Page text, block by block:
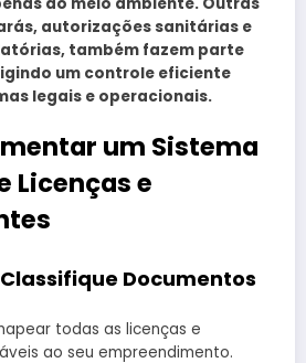
autorizações sanitárias e
também fazem parte
um controle eficiente
legais e operacionais.
um Sistema
Licenças e
Documentos
todas as licenças e
ao seu empreendimento.